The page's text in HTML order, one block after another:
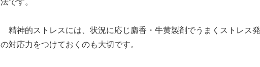
法です。
精神的ストレスには、状況に応じ麝香・牛黄製剤でうまくストレス
の対応力をつけておくのも大切です。